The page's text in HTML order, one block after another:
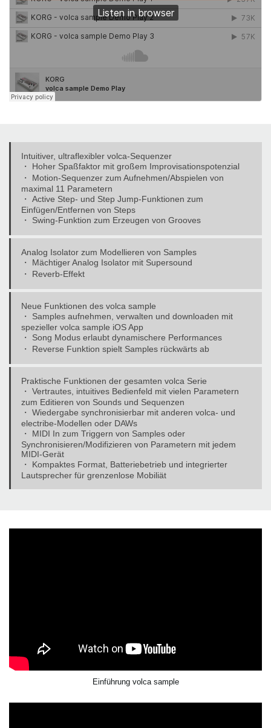
Intuitiver, ultraflexibler volca-Sequenzer
・ Hoher Spaßfaktor mit großem Improvisationspotenzial
・ Motion-Sequenzer zum Aufnehmen/Abspielen von
maximal 11 Parametern
・ Active Step- und Step Jump-Funktionen zum
Einfügen/Entfernen von Steps
・ Swing-Funktion zum Erzeugen von Grooves
Analog Isolator zum Modellieren von Samples
・ Mächtiger Analog Isolator mit Supersound
・ Reverb-Effekt
Neue Funktionen des volca sample
・ Samples aufnehmen, verwalten und downloaden mit
spezieller volca sample iOS App
・ Song Modus erlaubt dynamischere Performances
・ Reverse Funktion spielt Samples rückwärts ab
Praktische Funktionen der gesamten volca Serie
・ Vertrautes, intuitives Bedienfeld mit vielen Parametern
zum Editieren von Sounds und Sequenzen
・ Wiedergabe synchronisierbar mit anderen volca- und
electribe-Modellen oder DAWs
・ MIDI In zum Triggern von Samples oder
Synchronisieren/Modifizieren von Parametern mit jedem
MIDI-Gerät
・ Kompaktes Format, Batteriebetrieb und integrierter
Lautsprecher für grenzenlose Mobiliät
Einführung volca sample